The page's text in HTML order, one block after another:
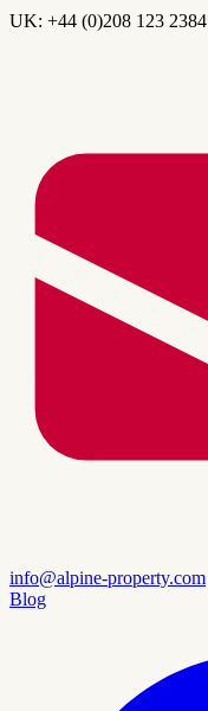
UK: +44 (0)208 123 2384
info@alpine-property.com
Blog